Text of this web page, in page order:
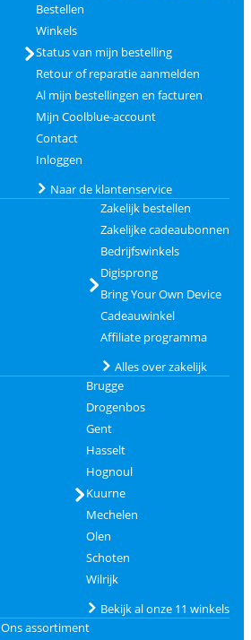
Bestellen
Winkels
Status van mijn bestelling
Retour of reparatie aanmelden
Al mijn bestellingen en facturen
Mijn Coolblue-account
Contact
Inloggen
Naar de klantenservice
Zakelijk bestellen
Zakelijke cadeaubonnen
Bedrijfswinkels
Digisprong
Bring Your Own Device
Cadeauwinkel
Affiliate programma
Alles over zakelijk
Brugge
Drogenbos
Gent
Hasselt
Hognoul
Kuurne
Mechelen
Olen
Schoten
Wilrijk
Bekijk al onze 11 winkels
Ons assortiment